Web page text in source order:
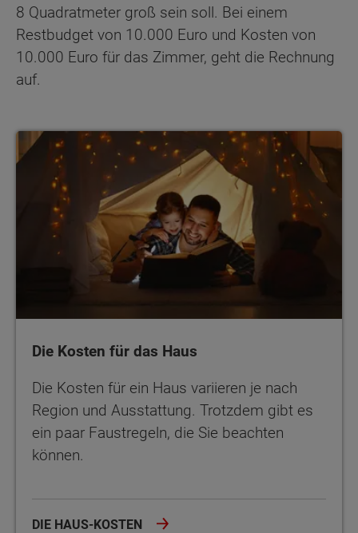
8 Quadratmeter groß sein soll. Bei einem
Restbudget von 10.000 Euro und Kosten von
10.000 Euro für das Zimmer, geht die Rechnung
auf.
Die Kosten für das Haus
Die Kosten für das Haus
Die Kosten für ein Haus variieren je nach
Region und Ausstattung. Trotzdem gibt es
ein paar Faustregeln, die Sie beachten
können.
DIE HAUS-KOSTEN